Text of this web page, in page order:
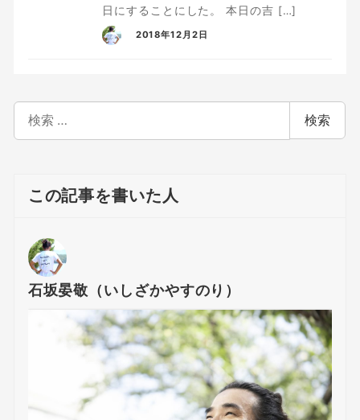
日にすることにした。 本日の吉 […]
2018年12月2日
索
検索
この記事を書いた人
石坂晏敬（いしざかやすのり）